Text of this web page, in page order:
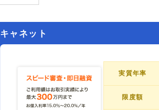
キャネット
実質年率
限度額